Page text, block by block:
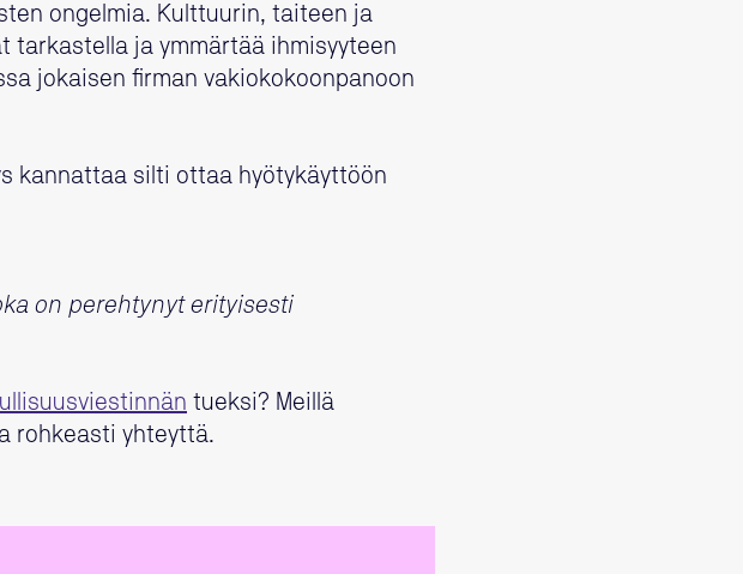
ongelmia. Kulttuurin, taiteen ja
tarkastella ja ymmärtää ihmisyyteen
jokaisen firman vakiokokoonpanoon
kannattaa silti ottaa hyötykäyttöön
on perehtynyt erityisesti
tueksi? Meillä
rohkeasti yhteyttä.